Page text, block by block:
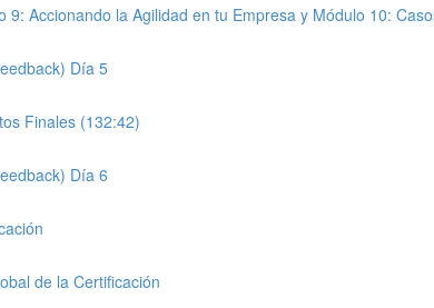
9: Accionando la Agilidad en tu Empresa y Módulo 10:
Día 5
Finales (132:42)
Día 6
de la Certificación